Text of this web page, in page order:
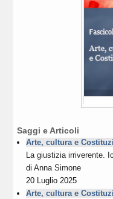
Saggi e Articoli
Arte, cultura e
La giustizia irriverente.
diAnna Simone
20 Luglio 2025
Arte, cultura e